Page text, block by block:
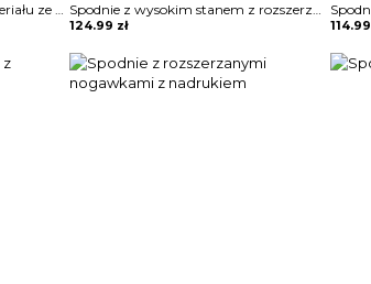
Spodnie z przewiewnego materiału ze ściągaczami Spodnie z wysokim stanem z rozszerzaną nogawką
124.99 zł 114.99